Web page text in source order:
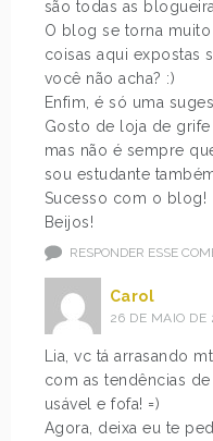
são todas as
O blog se torna
coisas aqui expostas
você não acha? :)
Enfim, é só uma
Gosto de loja de
mas não é sempre
sou estudante
Sucesso com o blog!
Beijos!
RESPONDER ESSE
Carol
26 DE MAIO DE
Lia, vc tá arrasando
com as tendências
usável e fofa! =)
Agora, deixa eu te